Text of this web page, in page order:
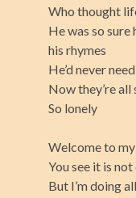
Who thought
He was so sure
his rhymes
He’d never
Now they’re
So lonely
Welcome to
You see it is not
But I’m doing